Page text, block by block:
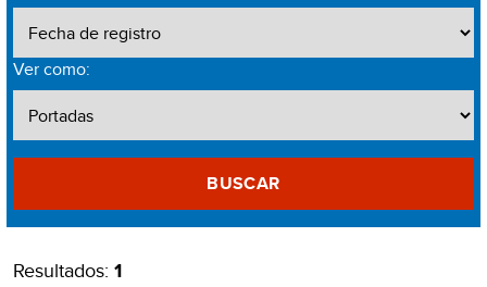
Ver como:
BUSCAR
Resultados: 1